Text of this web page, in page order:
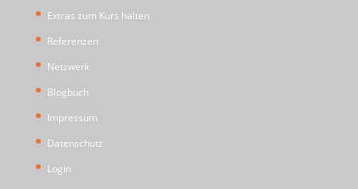
Extras zum Kurs halten
Referenzen
Netzwerk
Blogbuch
Impressum
Datenschutz
Login